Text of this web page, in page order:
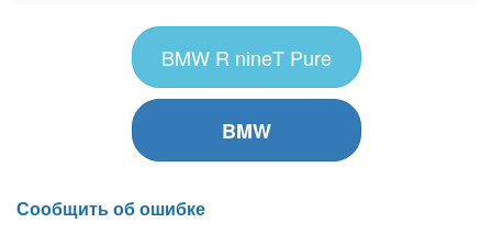
BMW R nineT Pure
BMW
Сообщить об ошибке